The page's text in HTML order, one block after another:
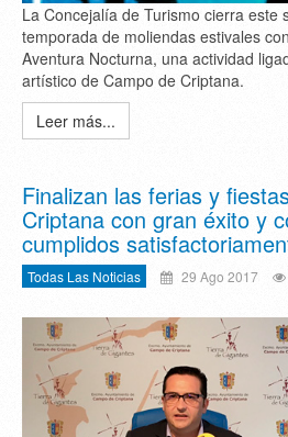
La Concejalía de Turismo cierra este
temporada de moliendas estivales
Aventura Nocturna, una actividad
artístico de Campo de Criptana.
Leer más...
Finalizan las ferias y
Criptana con gran éxito y
cumplidos
Todas Las Noticias 29 Ago 2017